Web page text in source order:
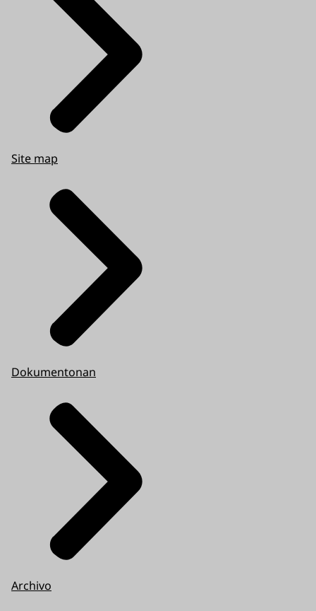
Site map
Dokumentonan
Archivo